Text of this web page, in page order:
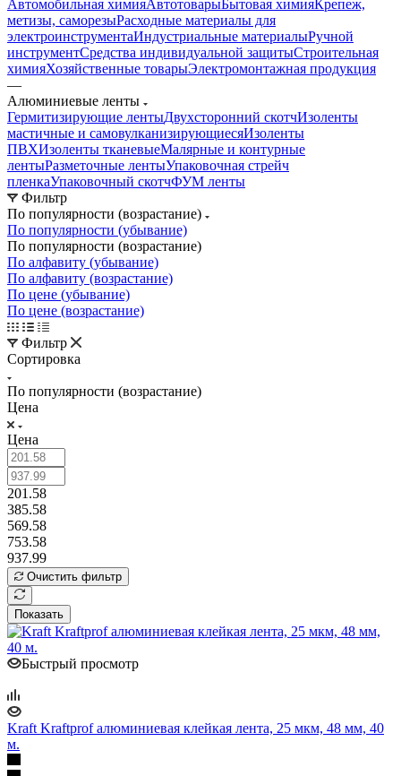
Автомобильная химияАвтотоварыБытовая химияКрепеж,
метизы, саморезыРасходные материалы для
электроинструментаИндустриальные материалыРучной
инструментСредства индивидуальной защитыСтроительная
химияХозяйственные товарыЭлектромонтажная продукция
—
Алюминиевые ленты
Гермитизирующие лентыДвухсторонний скотчИзоленты
мастичные и самовулканизирующиесяИзоленты
ПВХИзоленты тканевыеМалярные и контурные
лентыРазметочные лентыУпаковочная стрейч
пленкаУпаковочный скотчФУМ ленты
Фильтр
По популярности (возрастание)
По популярности (убывание)
По популярности (возрастание)
По алфавиту (убывание)
По алфавиту (возрастание)
По цене (убывание)
По цене (возрастание)
Фильтр
Сортировка
По популярности (возрастание)
Цена
Цена
201.58
385.58
569.58
753.58
937.99
Очистить фильтр
Показать
Быстрый просмотр
Kraft Kraftprof алюминиевая клейкая лента, 25 мкм, 48 мм, 40
м.